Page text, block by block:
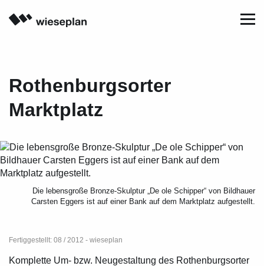
Menu
Rothenburgsorter
Marktplatz
Die lebensgroße Bronze-Skulptur „De ole Schipper“ von Bildhauer
Carsten Eggers ist auf einer Bank auf dem Marktplatz aufgestellt.
Fertiggestellt: 08 / 2012 - wieseplan
Komplette Um- bzw. Neugestaltung des Rothenburgsorter